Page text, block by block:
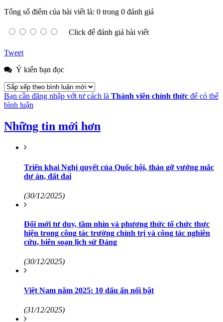
Tổng số điểm của bài viết là: 0 trong 0 đánh giá
Click để đánh giá bài viết
Tweet
Ý kiến bạn đọc
Bạn cần đăng nhập với tư cách là Thành viên chính thức để có thể
bình luận
Những tin mới hơn
Triển khai Nghị quyết của Quốc hội, tháo gỡ vướng mắc
dự án, đất đai
(30/12/2025)
Đổi mới tư duy, tầm nhìn và phương thức tổ chức thực
hiện trong công tác trường chính trị và công tác nghiên
cứu, biên soạn lịch sử Đảng
(30/12/2025)
Việt Nam năm 2025: 10 dấu ấn nổi bật
(31/12/2025)